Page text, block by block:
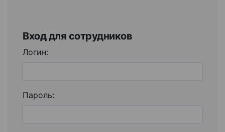
Вход для сотрудников
Логин:
Пароль: